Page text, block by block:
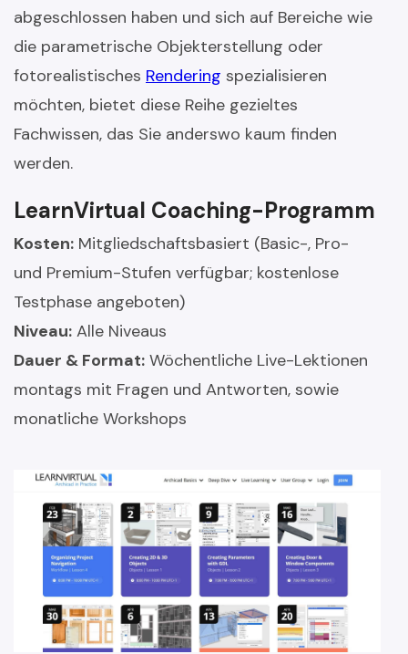
abgeschlossen haben und sich auf Bereiche wie
die parametrische Objekterstellung oder
fotorealistisches Rendering spezialisieren
möchten, bietet diese Reihe gezieltes
Fachwissen, das Sie anderswo kaum finden
werden.
LearnVirtual Coaching-Programm
Kosten: Mitgliedschaftsbasiert (Basic-, Pro-
und Premium-Stufen verfügbar; kostenlose
Testphase angeboten)
Niveau: Alle Niveaus
Dauer & Format: Wöchentliche Live-Lektionen
montags mit Fragen und Antworten, sowie
monatliche Workshops